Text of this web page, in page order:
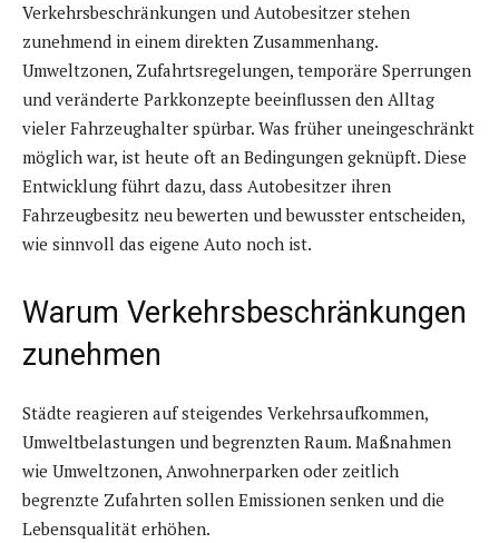
Verkehrsbeschränkungen und Autobesitzer stehen
zunehmend in einem direkten Zusammenhang.
Umweltzonen, Zufahrtsregelungen, temporäre Sperrungen
und veränderte Parkkonzepte beeinflussen den Alltag
vieler Fahrzeughalter spürbar. Was früher uneingeschränkt
möglich war, ist heute oft an Bedingungen geknüpft. Diese
Entwicklung führt dazu, dass Autobesitzer ihren
Fahrzeugbesitz neu bewerten und bewusster entscheiden,
wie sinnvoll das eigene Auto noch ist.
Warum Verkehrsbeschränkungen
zunehmen
Städte reagieren auf steigendes Verkehrsaufkommen,
Umweltbelastungen und begrenzten Raum. Maßnahmen
wie Umweltzonen, Anwohnerparken oder zeitlich
begrenzte Zufahrten sollen Emissionen senken und die
Lebensqualität erhöhen.